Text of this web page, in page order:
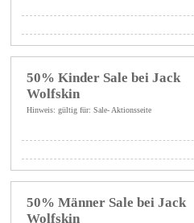
50% Kinder Sale bei Jack
Wolfskin
Hinweis: gültig für: Sale- Aktionsseite
50% Männer Sale bei Jack
Wolfskin